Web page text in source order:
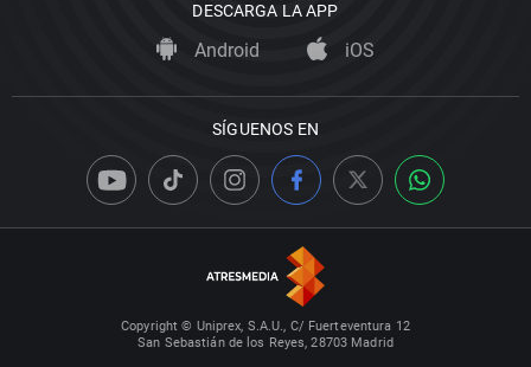
DESCARGA LA APP
Android iOS
SÍGUENOS EN
Copyright © Uniprex, S.A.U., C/ Fuerteventura 12
San Sebastián de los Reyes, 28703 Madrid